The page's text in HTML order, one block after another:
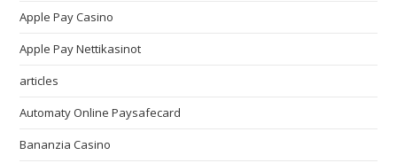
Apple Pay Casino
Apple Pay Nettikasinot
articles
Automaty Online Paysafecard
Bananzia Casino